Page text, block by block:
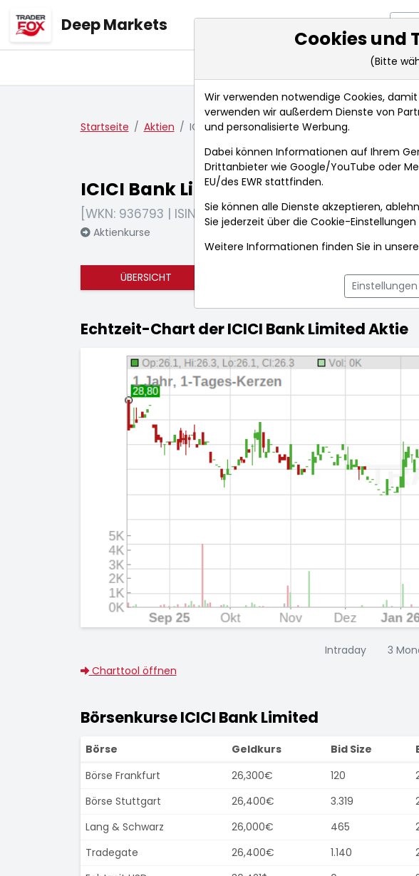
Deep Markets
Markt-Analysen
Startseite Aktien ICICI Bank Limited
ICICI Bank Limited
[WKN: 936793 | ISIN: US45104G1040]
Aktienkurse
ÜBERSICHT
Echtzeit-Chart der ICICI Bank Limited Aktie
Intraday 3
Charttool öffnen
Börsenkurse ICICI Bank Limited
Börse Geldkurs Bid Size
Börse Frankfurt
26,300€ 120
Börse Stuttgart
26,400€ 3.319
Lang & Schwarz
26,000€ 465
Tradegate
26,400€ 1.140
Cookies und
(Bitte
Wir verwenden notwendige Cookies,
verwenden wir außerdem Dienste von
und personalisierte Werbung.
Dabei können Informationen auf Ihrem
Drittanbieter wie Google/YouTube oder
EU/des EWR stattfinden.
Sie können alle Dienste akzeptieren,
Sie jederzeit über die Cookie-Einstellungen
Weitere Informationen finden Sie in
Einstellungen